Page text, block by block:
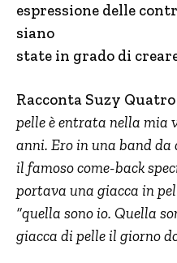
espressione delle
siano
state in grado di
Racconta Suzy
pelle è entrata nella mia
anni. Ero in una band
il famoso come-back
portava una giacca in
“quella sono io. Quella
giacca di pelle il giorno